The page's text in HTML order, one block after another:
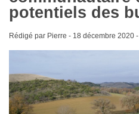
potentiels des
Rédigé par Pierre - 18 décembre 2020-